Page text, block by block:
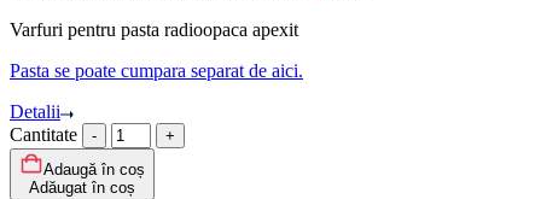
Varfuri pentru pasta radioopaca apexit
Pasta se poate cumpara separat de aici.
Detalii
Cantitate
Adaugă în coș
Adăugat în coș